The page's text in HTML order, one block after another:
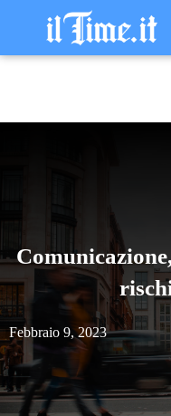
contenuto
Febbraio 9, 2023